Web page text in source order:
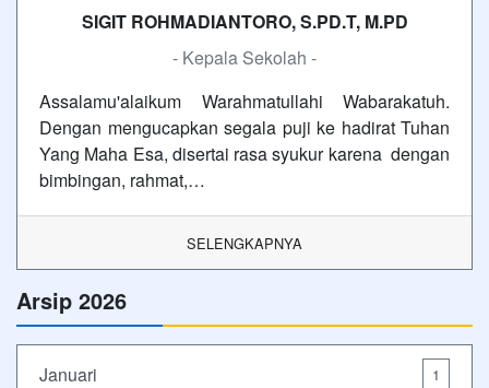
SIGIT ROHMADIANTORO, S.PD.T, M.PD
- Kepala Sekolah -
Assalamu'alaikum Warahmatullahi Wabarakatuh.
Dengan mengucapkan segala puji ke hadirat Tuhan
Yang Maha Esa, disertai rasa syukur karena dengan
bimbingan, rahmat,…
SELENGKAPNYA
Arsip 2026
Januari 1